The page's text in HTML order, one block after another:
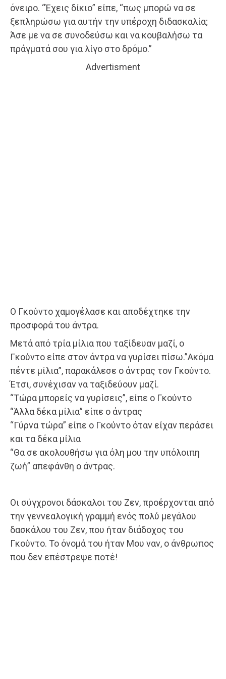
όνειρο. “Έχεις δίκιο” είπε, “πως μπορώ να σε
ξεπληρώσω για αυτήν την υπέροχη διδασκαλία;
Άσε με να σε συνοδεύσω και να κουβαλήσω τα
πράγματά σου για λίγο στο δρόμο.”
Advertisment
Ο Γκούντο χαμογέλασε και αποδέχτηκε την
προσφορά του άντρα.
Μετά από τρία μίλια που ταξίδευαν μαζί, ο
Γκούντο είπε στον άντρα να γυρίσει πίσω.”Ακόμα
πέντε μίλια”, παρακάλεσε ο άντρας τον Γκούντο.
Έτσι, συνέχισαν να ταξιδεύουν μαζί.
“Τώρα μπορείς να γυρίσεις”, είπε ο Γκούντο
“Άλλα δέκα μίλια” είπε ο άντρας
“Γύρνα τώρα” είπε ο Γκούντο όταν είχαν περάσει
και τα δέκα μίλια
“Θα σε ακολουθήσω για όλη μου την υπόλοιπη
ζωή” απεφάνθη ο άντρας.
Οι σύγχρονοι δάσκαλοι του Ζεν, προέρχονται από
την γεννεαλογική γραμμή ενός πολύ μεγάλου
δασκάλου του Ζεν, που ήταν διάδοχος του
Γκούντο. Το όνομά του ήταν Μου ναν, ο άνθρωπος
που δεν επέστρεψε ποτέ!